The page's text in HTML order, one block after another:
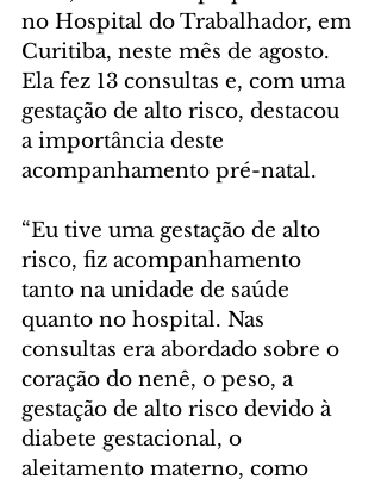
no Hospital do Trabalhador, em
Curitiba, neste mês de agosto.
Ela fez 13 consultas e, com uma
gestação de alto risco, destacou
a importância deste
acompanhamento pré-natal.
“Eu tive uma gestação de alto
risco, fiz acompanhamento
tanto na unidade de saúde
quanto no hospital. Nas
consultas era abordado sobre o
coração do nenê, o peso, a
gestação de alto risco devido à
diabete gestacional, o
aleitamento materno, como